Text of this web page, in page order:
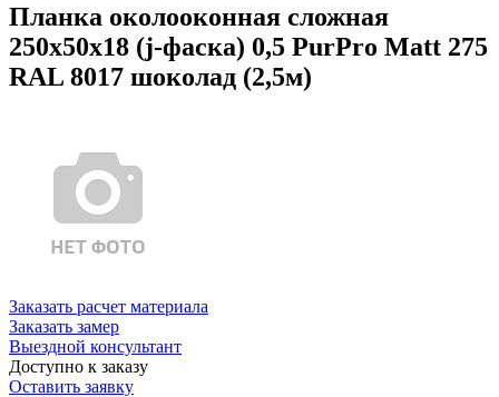
Планка околооконная сложная
250х50х18 (j-фаска) 0,5 PurPro Matt 275
RAL 8017 шоколад (2,5м)
Заказать расчет материала
Заказать замер
Выездной консультант
Доступно к заказу
Оставить заявку